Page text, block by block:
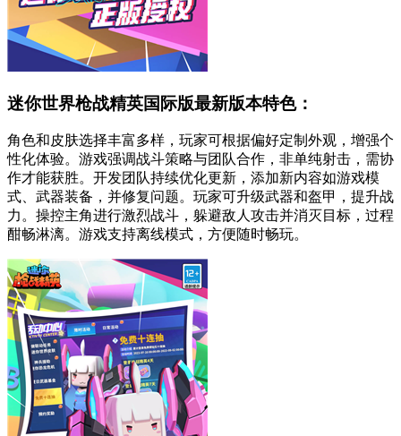
迷你世界枪战精英国际版最新版本特色：
角色和皮肤选择丰富多样，玩家可根据偏好定制外观，增强个
性化体验。游戏强调战斗策略与团队合作，非单纯射击，需协
作才能获胜。开发团队持续优化更新，添加新内容如游戏模
式、武器装备，并修复问题。玩家可升级武器和盔甲，提升战
力。操控主角进行激烈战斗，躲避敌人攻击并消灭目标，过程
酣畅淋漓。游戏支持离线模式，方便随时畅玩。